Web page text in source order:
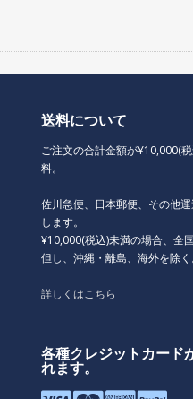
送料について
ご注文の合計金額が¥10,000(
料。
佐川急便、日本郵便、その他
します。
¥10,000(税込)未満の場合、全
但し、沖縄・離島、海外を除
詳しくはこちら
各種クレジットカード
れます。